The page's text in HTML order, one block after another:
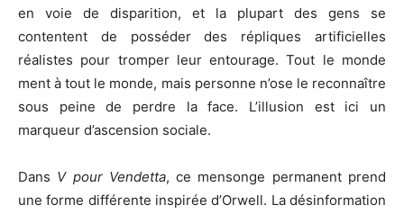
en voie de disparition, et la plupart des gens se
contentent de posséder des répliques artificielles
réalistes pour tromper leur entourage. Tout le monde
ment à tout le monde, mais personne n’ose le reconnaître
sous peine de perdre la face. L’illusion est ici un
marqueur d’ascension sociale.
Dans V pour Vendetta, ce mensonge permanent prend
une forme différente inspirée d’Orwell. La désinformation